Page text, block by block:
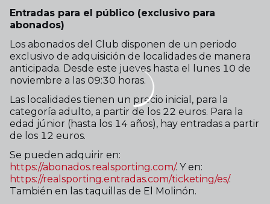
Entradas para el público (exclusivo para
abonados)
Los abonados del Club disponen de un periodo
exclusivo de adquisición de localidades de manera
anticipada. Desde este jueves hasta el lunes 10 de
noviembre a las 09:30 horas.
Las localidades tienen un precio inicial, para la
categoría adulto, a partir de los 22 euros. Para la
edad júnior (hasta los 14 años), hay entradas a partir
de los 12 euros.
Se pueden adquirir en:
https://abonados.realsporting.com/. Y en:
https://realsporting.entradas.com/ticketing/es/.
También en las taquillas de El Molinón.